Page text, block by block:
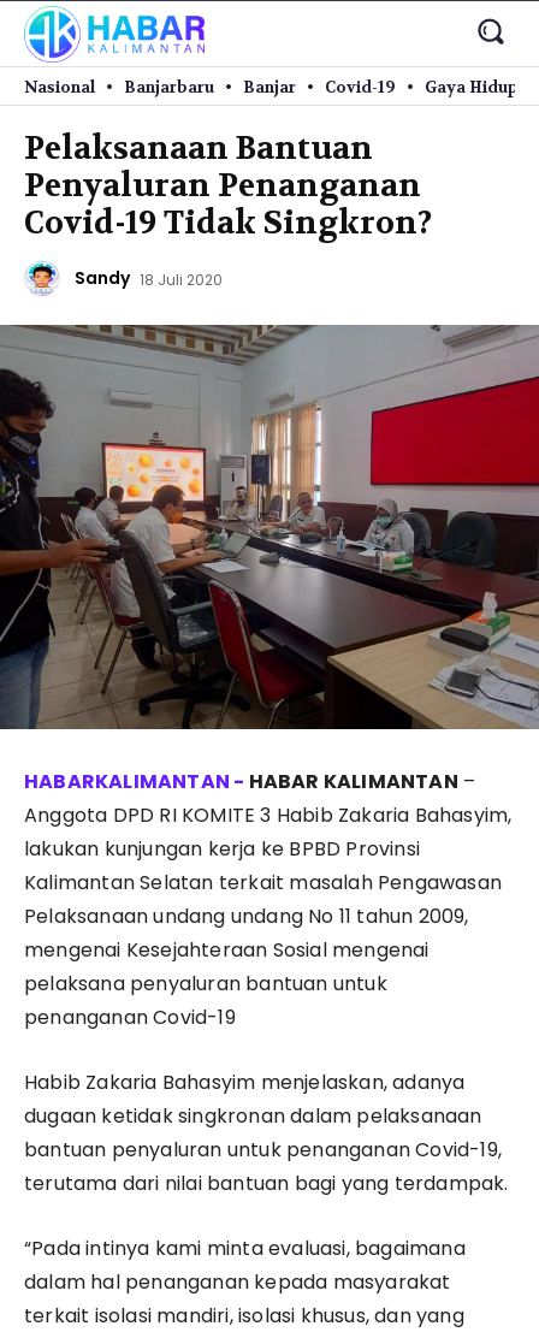
Nasional Banjarbaru Banjar Covid-19 Gaya Hidup
Pelaksanaan Bantuan
Penyaluran Penanganan
Covid-19 Tidak Singkron?
Sandy 18 Juli 2020
HABAR KALIMANTAN –
Anggota DPD RI KOMITE 3 Habib Zakaria Bahasyim,
lakukan kunjungan kerja ke BPBD Provinsi
Kalimantan Selatan terkait masalah Pengawasan
Pelaksanaan undang undang No 11 tahun 2009,
mengenai Kesejahteraan Sosial mengenai
pelaksana penyaluran bantuan untuk
penanganan Covid-19
Habib Zakaria Bahasyim menjelaskan, adanya
dugaan ketidak singkronan dalam pelaksanaan
bantuan penyaluran untuk penanganan Covid-19,
terutama dari nilai bantuan bagi yang terdampak.
“Pada intinya kami minta evaluasi, bagaimana
dalam hal penanganan kepada masyarakat
terkait isolasi mandiri, isolasi khusus, dan yang